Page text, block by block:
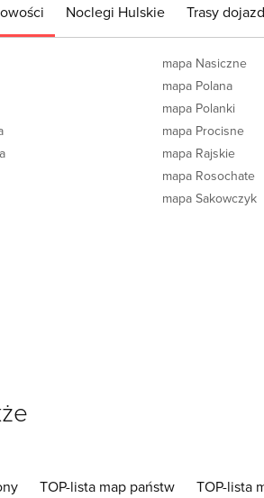
Noclegi Hulskie Trasy
mapa Nasiczne
mapa Polana
mapa Polanki
mapa Procisne
mapa Rajskie
mapa Rosochate
mapa Sakowczyk
TOP-lista map państw TOP-lista